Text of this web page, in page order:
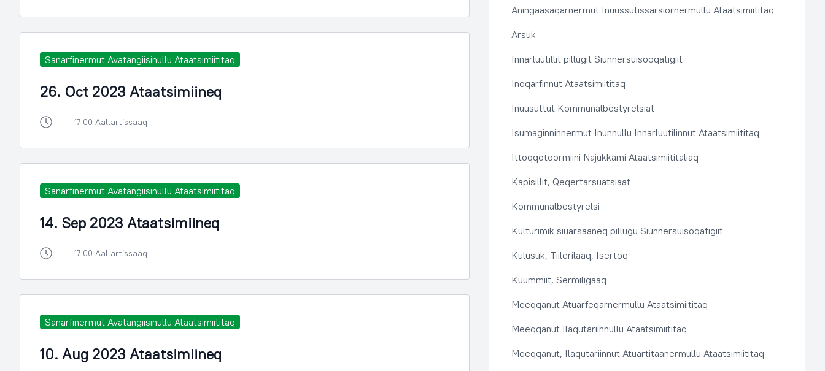
Sanarfinermut Avatangiisinullu Ataatsimiititaq
26. Oct 2023 Ataatsimiineq
17:00 Aallartissaaq
Sanarfinermut Avatangiisinullu Ataatsimiititaq
14. Sep 2023 Ataatsimiineq
17:00 Aallartissaaq
Sanarfinermut Avatangiisinullu Ataatsimiititaq
10. Aug 2023 Ataatsimiineq
Aningaasaqarnermut Inuussutissarsiornermullu Ataatsimiititaq
Arsuk
Innarluutillit pillugit Siunnersuisooqatigiit
Inoqarfinnut Ataatsimiititaq
Inuusuttut Kommunalbestyrelsiat
Isumaginninnermut Inunnullu Innarluutilinnut Ataatsimiititaq
Ittoqqotoormiini Najukkami Ataatsimiititaliaq
Kapisillit, Qeqertarsuatsiaat
Kommunalbestyrelsi
Kulturimik siuarsaaneq pillugu Siunnersuisoqatigiit
Kulusuk, Tiilerilaaq, Isertoq
Kuummiit, Sermiligaaq
Meeqqanut Atuarfeqarnermullu Ataatsimiititaq
Meeqqanut Ilaqutariinnullu Ataatsimiititaq
Meeqqanut, Ilaqutariinnut Atuartitaanermullu Ataatsimiititaq